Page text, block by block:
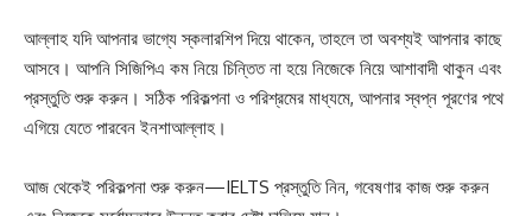
আল্লাহ যদি আপনার ভাগ্যে স্কলারশিপ দিয়ে থাকেন, তাহলে তা অবশ্যই আপনার কাছে
আসবে। আপনি সিজিপিএ কম নিয়ে চিন্তিত না হয়ে নিজেকে নিয়ে আশাবাদী থাকুন এবং
প্রস্তুতি শুরু করুন। সঠিক পরিকল্পনা ও পরিশ্রমের মাধ্যমে, আপনার স্বপ্ন পূরণের পথে
এগিয়ে যেতে পারবেন ইনশাআল্লাহ।
আজ থেকেই পরিকল্পনা শুরু করুন—IELTS প্রস্তুতি নিন, গবেষণার কাজ শুরু করুন